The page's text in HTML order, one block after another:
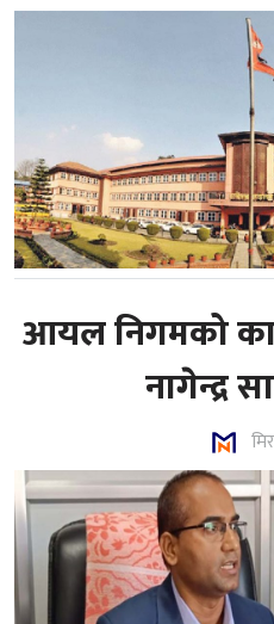
आयल निगमको
नागेन्द्र